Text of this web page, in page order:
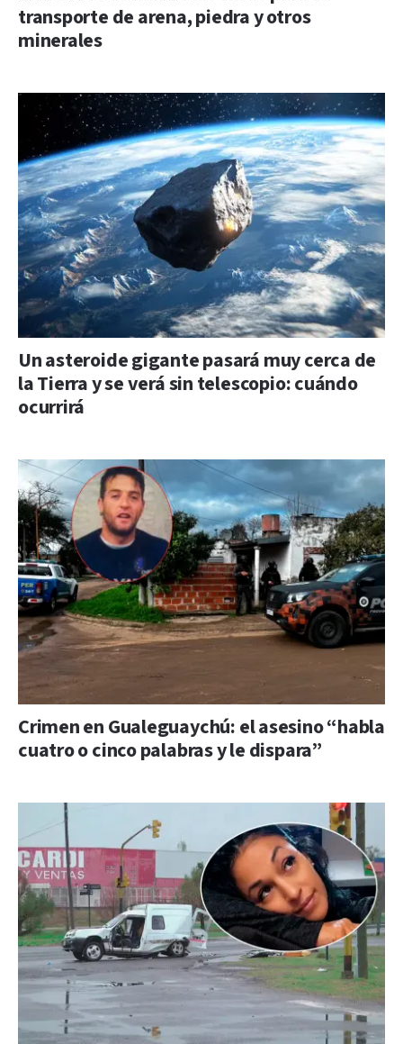
transporte de arena, piedra y otros
minerales
Un asteroide gigante pasará muy cerca de
la Tierra y se verá sin telescopio: cuándo
ocurrirá
Crimen en Gualeguaychú: el asesino “habla
cuatro o cinco palabras y le dispara”